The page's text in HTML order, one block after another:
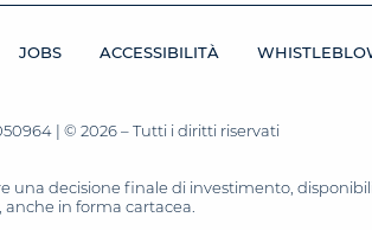
JOBS ACCESSIBILITÀ
| © 2026 – Tutti i diritti riservati
una decisione finale di investimento,
anche in forma cartacea.